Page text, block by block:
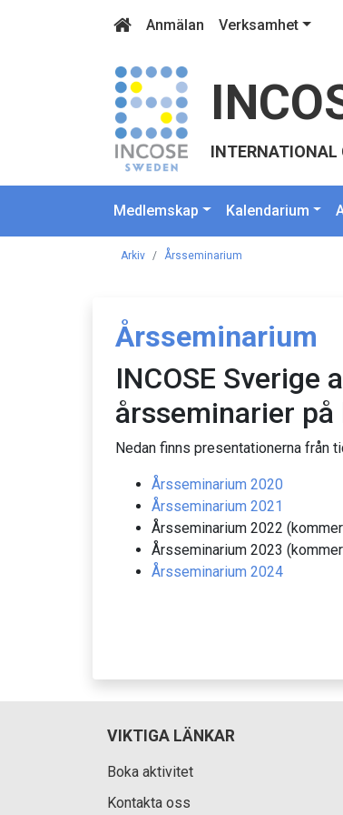
Anmälan Verksamhet
INTERNATIONAL
Medlemskap Kalendarium
Arkiv Årsseminarium
Årsseminarium
INCOSE Sverige
årsseminarier
Nedan finns presentationerna från
Årsseminarium 2020
Årsseminarium 2021
Årsseminarium 2022
Årsseminarium 2023
Årsseminarium 2024
VIKTIGA LÄNKAR
Boka aktivitet
Kontakta oss